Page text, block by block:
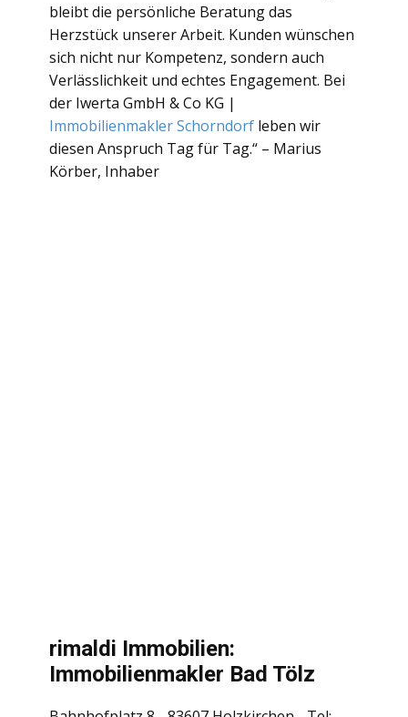
bleibt die persönliche Beratung das
Herzstück unserer Arbeit. Kunden wünschen
sich nicht nur Kompetenz, sondern auch
Verlässlichkeit und echtes Engagement. Bei
der Iwerta GmbH & Co KG |
Immobilienmakler Schorndorf leben wir
diesen Anspruch Tag für Tag.“ – Marius
Körber, Inhaber
rimaldi Immobilien:
Immobilienmakler Bad Tölz